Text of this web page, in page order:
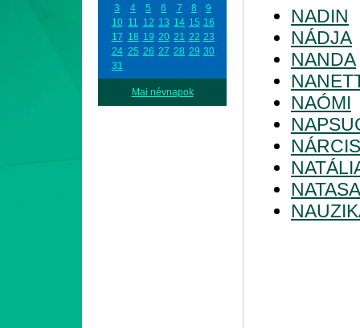
3
4 5 6 7 8
9
10 11 12 13 14 15 16
17 18 19 20 21 22 23
24 25 26 27 28 29 30
31
Mai névnapok
NADIN
NÁDJA
NANDA
NAÓMI
NATASA